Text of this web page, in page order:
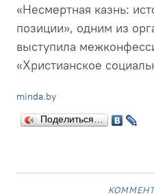
«Несмертная казнь:
позиции», одним из
выступила
«Христианское
minda.by
Поделиться…